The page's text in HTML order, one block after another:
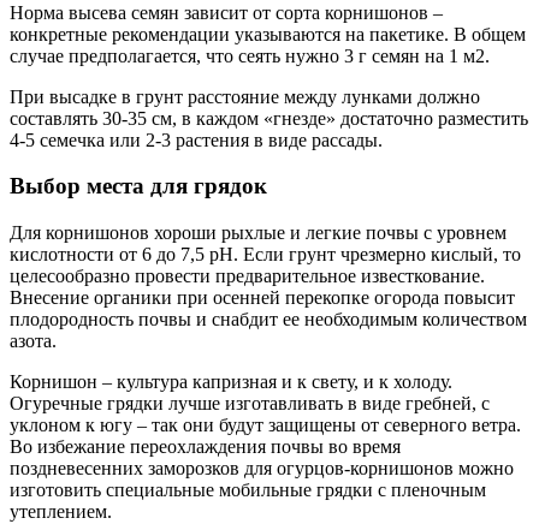
Норма высева семян зависит от сорта корнишонов –
конкретные рекомендации указываются на пакетике. В общем
случае предполагается, что сеять нужно 3 г семян на 1 м2.
При высадке в грунт расстояние между лунками должно
составлять 30-35 см, в каждом «гнезде» достаточно разместить
4-5 семечка или 2-3 растения в виде рассады.
Выбор места для грядок
Для корнишонов хороши рыхлые и легкие почвы с уровнем
кислотности от 6 до 7,5 рН. Если грунт чрезмерно кислый, то
целесообразно провести предварительное известкование.
Внесение органики при осенней перекопке огорода повысит
плодородность почвы и снабдит ее необходимым количеством
азота.
Корнишон – культура капризная и к свету, и к холоду.
Огуречные грядки лучше изготавливать в виде гребней, с
уклоном к югу – так они будут защищены от северного ветра.
Во избежание переохлаждения почвы во время
поздневесенних заморозков для огурцов-корнишонов можно
изготовить специальные мобильные грядки с пленочным
утеплением.